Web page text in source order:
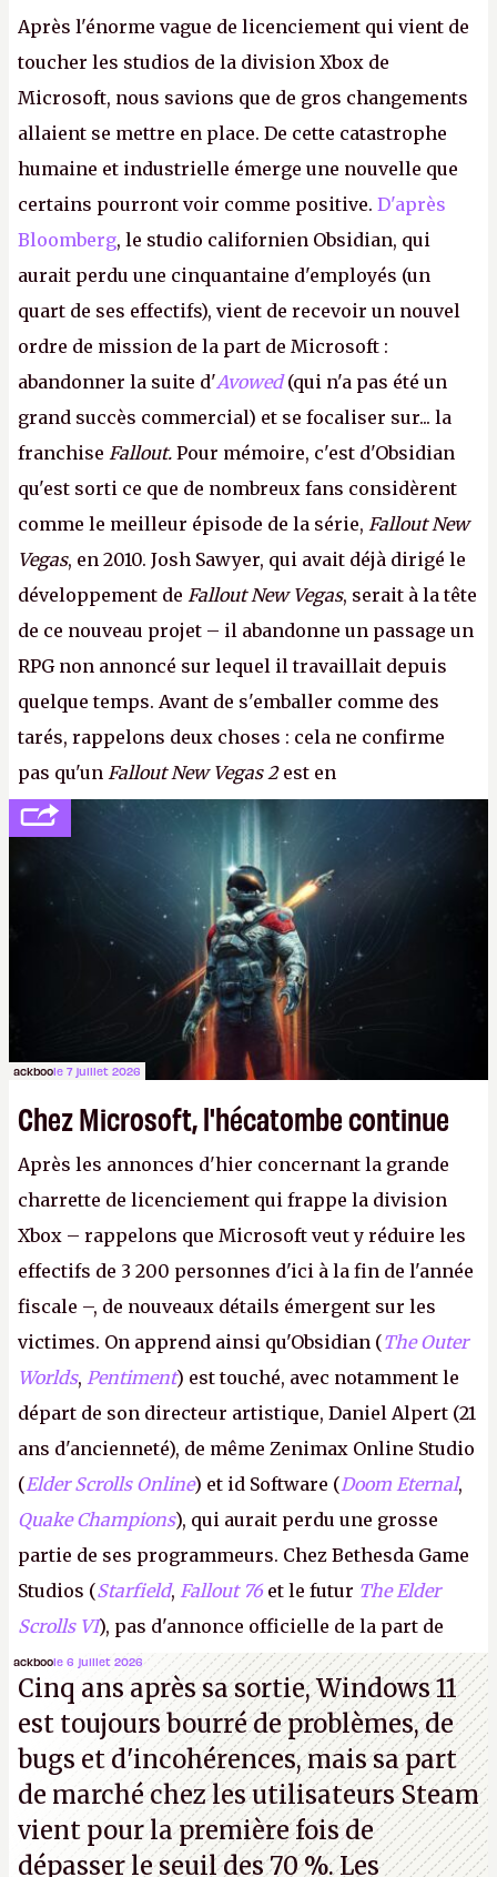
Après l'énorme vague de licenciement qui vient de
toucher les studios de la division Xbox de
Microsoft, nous savions que de gros changements
allaient se mettre en place. De cette catastrophe
humaine et industrielle émerge une nouvelle que
certains pourront voir comme positive. D'après
Bloomberg, le studio californien Obsidian, qui
aurait perdu une cinquantaine d'employés (un
quart de ses effectifs), vient de recevoir un nouvel
ordre de mission de la part de Microsoft :
abandonner la suite d'Avowed(qui n'a pas été un
grand succès commercial) et se focaliser sur... la
franchise Fallout. Pour mémoire, c'est d'Obsidian
qu'est sorti ce que de nombreux fans considèrent
comme le meilleur épisode de la série, Fallout New
Vegas, en 2010. Josh Sawyer, qui avait déjà dirigé le
développement de Fallout New Vegas, serait à la tête
de ce nouveau projet – il abandonne un passage un
RPG non annoncé sur lequel il travaillait depuis
quelque temps. Avant de s'emballer comme des
tarés, rappelons deux choses : cela ne confirme
pas qu'un Fallout New Vegas 2est en
développement (pour ce que l'on sait, ils bossent
peut-être sur
Fallout Football ou
Fallout vs. Les
Lapins Crétins) et l'Obsidian d'aujourd'hui n'est plus
le même studio qu'il y a 15 ans. Mais bon, OK, on
peut commencer à fantasmer.A.
ackboole 7 juillet 2026
Chez Microsoft, l'hécatombe continue
Après les annonces d'hier concernant la grande
charrette de licenciement qui frappe la division
Xbox – rappelons que Microsoft veut y réduire les
effectifs de 3 200 personnes d'ici à la fin de l'année
fiscale –, de nouveaux détails émergent sur les
victimes. On apprend ainsi qu'Obsidian (The Outer
Worlds, Pentiment) est touché, avec notamment le
départ de son directeur artistique, Daniel Alpert (21
ans d'ancienneté), de même Zenimax Online Studio
(Elder Scrolls Online) et id Software (Doom Eternal,
Quake Champions), qui aurait perdu une grosse
partie de ses programmeurs. Chez Bethesda Game
Studios (Starfield, Fallout 76 et le futur The Elder
Scrolls VI), pas d'annonce officielle de la part de
Microsoft, mais le syndicat des employés confirme
de nombreux licenciements.A.
ackboole 6 juillet 2026
Cinq ans après sa sortie, Windows 11
est toujours bourré de problèmes, de
bugs et d'incohérences, mais sa part
de marché chez les utilisateurs Steam
vient pour la première fois de
dépasser le seuil des 70 %. Les